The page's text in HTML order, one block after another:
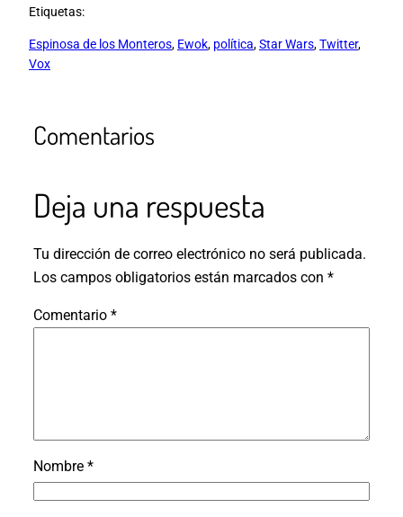
Etiquetas:
Espinosa de los Monteros, Ewok, política, Star Wars, Twitter
Vox
Comentarios
Deja una respuesta
Tu dirección de correo electrónico no será publicada.
Los campos obligatorios están marcados con *
Comentario *
Nombre *